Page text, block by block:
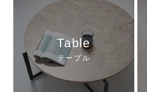
Table
テーブル